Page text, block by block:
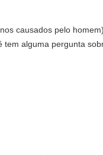
causados pelo
tem alguma pergunta